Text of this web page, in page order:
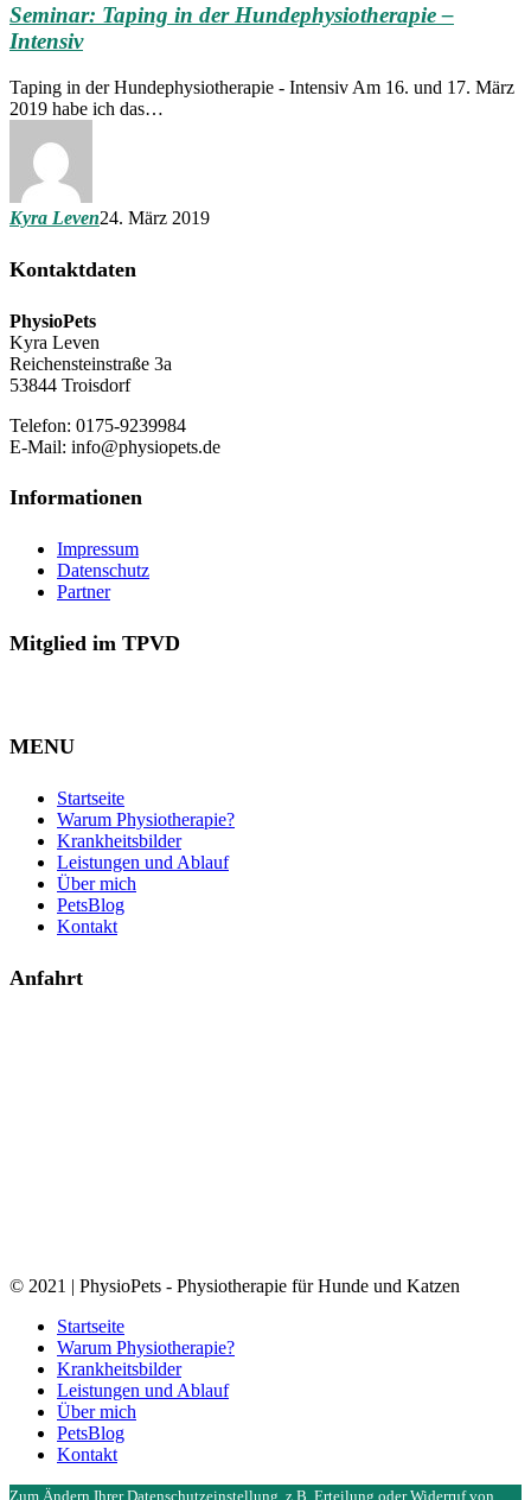
Seminar: Taping in der Hundephysiotherapie –
Intensiv
Taping in der Hundephysiotherapie - Intensiv Am 16. und 17. März
2019 habe ich das…
Kyra Leven24. März 2019
Kontaktdaten
PhysioPets
Kyra Leven
Reichensteinstraße 3a
53844 Troisdorf
Telefon: 0175-9239984
E-Mail: info@physiopets.de
Informationen
Impressum
Datenschutz
Partner
Mitglied im TPVD
MENU
Startseite
Warum Physiotherapie?
Krankheitsbilder
Leistungen und Ablauf
Über mich
PetsBlog
Kontakt
Anfahrt
© 2021 | PhysioPets - Physiotherapie für Hunde und Katzen
Close
Menu
Startseite
Warum Physiotherapie?
Krankheitsbilder
Leistungen und Ablauf
Über mich
PetsBlog
Kontakt
Zum Ändern Ihrer Datenschutzeinstellung, z.B. Erteilung oder Widerruf von